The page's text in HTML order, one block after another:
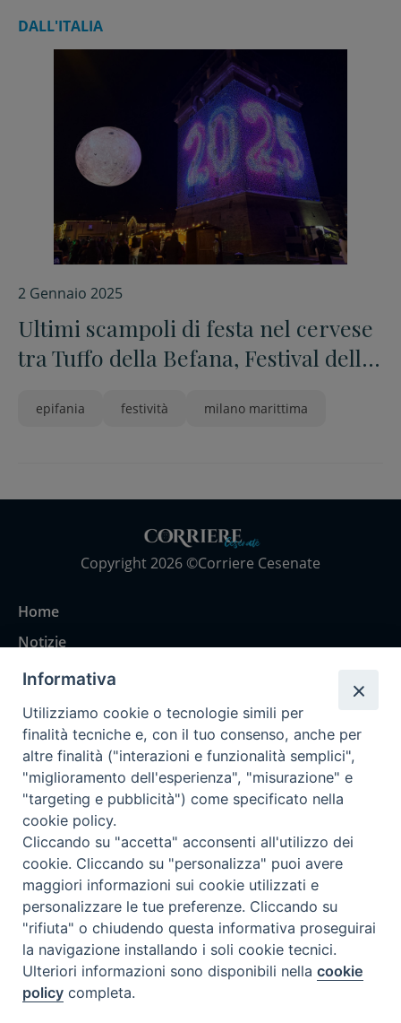
DALL'ITALIA
2 Gennaio 2025
Ultimi scampoli di festa nel cervese
tra Tuffo della Befana, Festival della
Mi.Ma.
epifania festività milano marittima
Copyright 2026 ©Corriere Cesenate
Home
Notizie
Rubriche
Chi siamo
Come abbonarsi
Contatti
Informativa
Utilizziamo cookie o tecnologie simili per
finalità tecniche e, con il tuo consenso, anche per
altre finalità ("interazioni e funzionalità semplici",
"miglioramento dell'esperienza", "misurazione" e
"targeting e pubblicità") come specificato nella
cookie policy.
Cliccando su "accetta" acconsenti all'utilizzo dei
cookie. Cliccando su "personalizza" puoi avere
maggiori informazioni sui cookie utilizzati e
personalizzare le tue preferenze. Cliccando su
"rifiuta" o chiudendo questa informativa proseguirai
la navigazione installando i soli cookie tecnici.
Ulteriori informazioni sono disponibili nellacookie
policy completa.